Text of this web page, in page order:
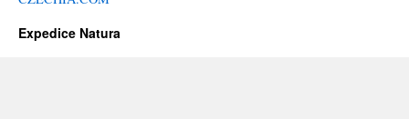
Expedice Natura